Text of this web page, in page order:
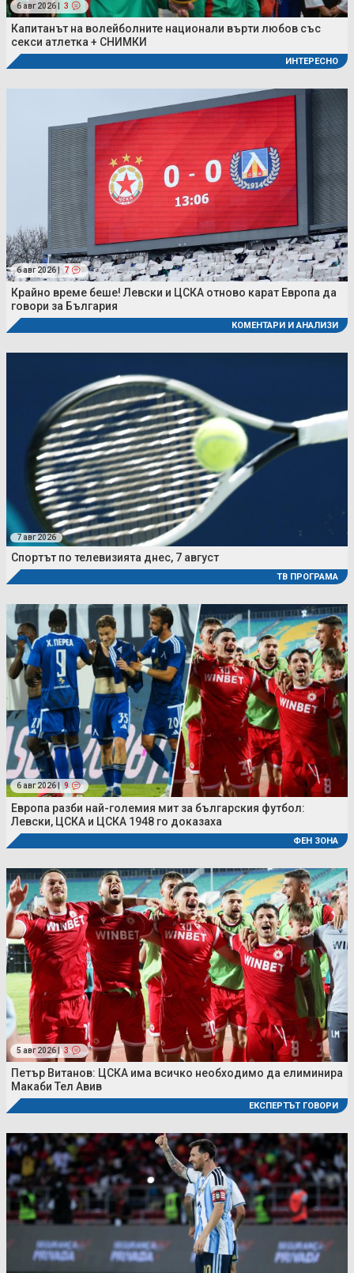
6 авг 2026 | 3
Капитанът на волейболните национали върти любов със
секси атлетка + СНИМКИ
ИНТЕРЕСНО
6 авг 2026 | 7
Крайно време беше! Левски и ЦСКА отново карат Европа да
говори за България
КОМЕНТАРИ И АНАЛИЗИ
7 авг 2026
Спортът по телевизията днес, 7 август
ТВ ПРОГРАМА
6 авг 2026 | 9
Европа разби най-големия мит за българския футбол:
Левски, ЦСКА и ЦСКА 1948 го доказаха
ФЕН ЗОНА
5 авг 2026 | 3
Петър Витанов: ЦСКА има всичко необходимо да елиминира
Макаби Тел Авив
ЕКСПЕРТЪТ ГОВОРИ